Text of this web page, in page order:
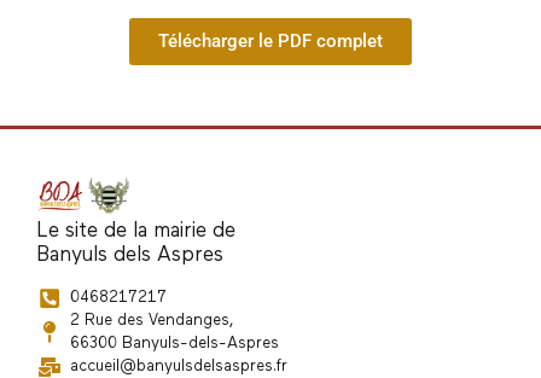
Télécharger le PDF complet
Le site de la mairie de
Banyuls dels Aspres
0468217217
2 Rue des Vendanges,
66300 Banyuls-dels-Aspres
accueil@banyulsdelsaspres.fr